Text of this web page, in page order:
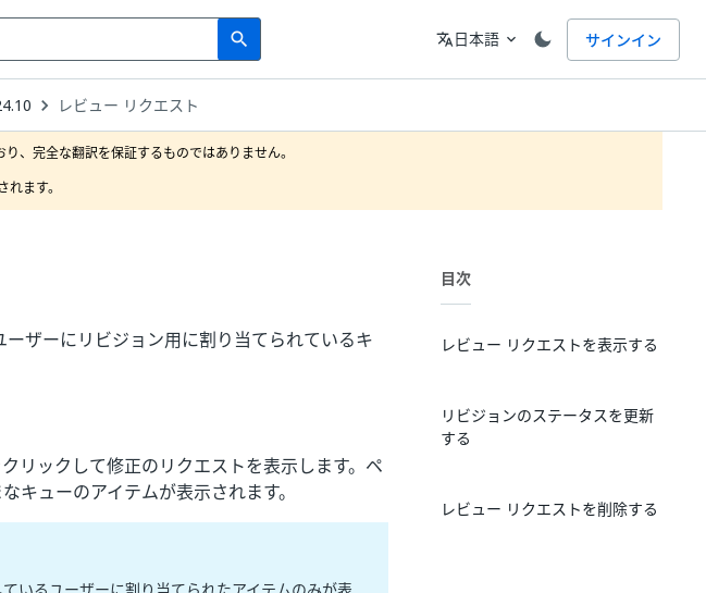
search
Search 言語
translate日本語 expand_more サインイン
レビュー リクエスト
、完全な翻訳を保証するものではありません。
ます。
ザーにリビジョン用に割り当てられているキ
リックして修正のリクエストを表示します。ペ
キューのアイテムが表示されます。
目次
レビュー リクエストを表示する
リビジョンのステータスを更新
する
レビュー リクエストを削除する